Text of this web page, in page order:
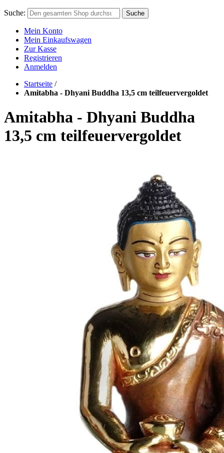
Suche: Suche
Mein Konto
Mein Einkaufswagen
Zur Kasse
Registrieren
Anmelden
Startseite /
Amitabha - Dhyani Buddha 13,5 cm teilfeuervergoldet
Amitabha - Dhyani Buddha
13,5 cm teilfeuervergoldet